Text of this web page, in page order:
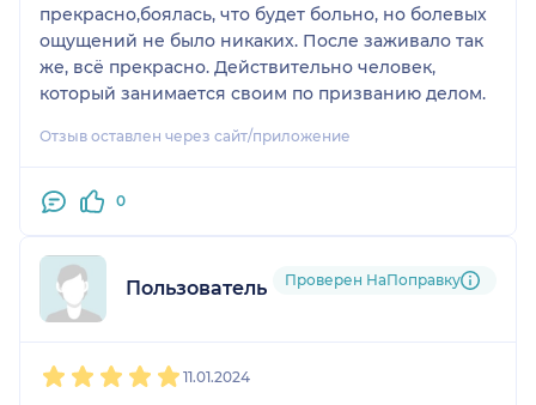
прекрасно,боялась, что будет больно, но болевых
ощущений не было никаких. После заживало так
же, всё прекрасно. Действительно человек,
который занимается своим по призванию делом.
Отзыв оставлен через сайт/приложение
0
Пользователь НаПоправку
Проверен НаПоправку
11.01.2024